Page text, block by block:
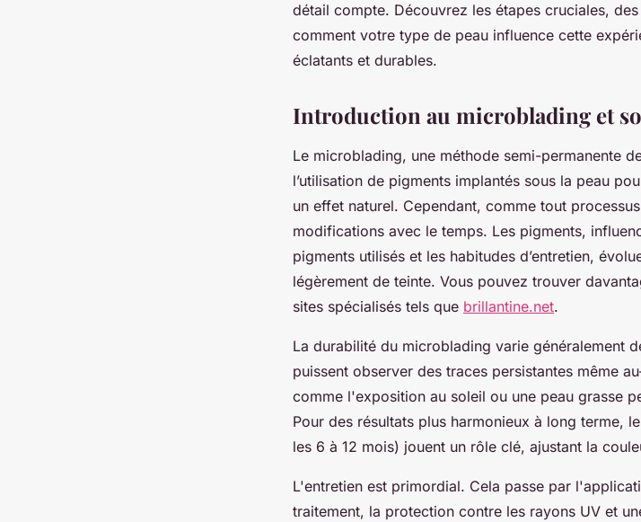
détail compte. Découvrez les étapes cruciales,
comment votre type de peau influence cette
éclatants et durables.
Introduction au microblading et
Le microblading, une méthode semi-permanente
l’utilisation de pigments implantés sous la peau
un effet naturel. Cependant, comme tout
modifications avec le temps. Les pigments,
pigments utilisés et les habitudes d’entretien,
légèrement de teinte. Vous pouvez trouver
sites spécialisés tels que brillantine.net.
La durabilité du microblading varie généralement
puissent observer des traces persistantes même
comme l'exposition au soleil ou une peau grasse
Pour des résultats plus harmonieux à long terme,
les 6 à 12 mois) jouent un rôle clé, ajustant la
L'entretien est primordial. Cela passe par
traitement, la protection contre les rayons UV et